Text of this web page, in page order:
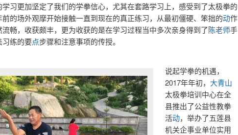
习更加坚定了我们的学拳信心，尤其在套路学习上，感受到了太极拳的
的场外观摩开始接触一直到现在的真正练习，从最初僵硬、笨拙的动作
畅，收获颇丰，更为收获的是在学习过程当中多次亲身得到了陈老师手
习练的要点步骤和注意事项的传授。
说起学拳的机遇，
2017年年初， 大青山
太极拳培训中心在全
县推出了公益性教拳
活动，举办了五莲县
机关企事业单位实用